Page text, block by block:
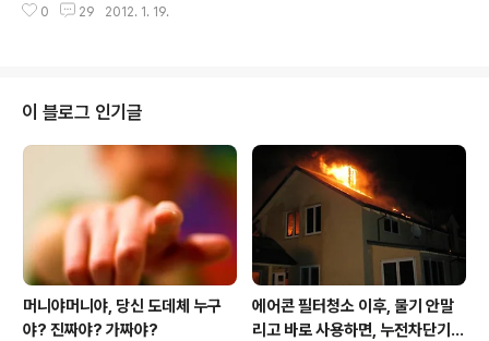
라고도 발음함) JJok 수 (쪽수라고도 발음함.. 무식한 인해
ㅋㅋ 무하튼 쩝... 신년인사는 신년인사였고...ㅋ 설인사는
고~ 원하시는 바 모두 성취하시옵길.. 진심 바라옵니당^^
아무래도..낼 인사드리다보면.. 모두들..고향으로 런런~하
실듯 하야... 하루 먼저 드리오니..이해 부탁드려요..ㅋ 글
구..ㅋㅋ 막히는 고속도로.. 이열치열(?)이라고...ㅋㅋ 에~
또~ 내년한해도...하이웨이처럼 뻥 뚤리시라고~ 딥퍼플..
하이..
0 29 2012. 1. 19.
이 블로그 인기글
머니야머니야, 당신 도데체 누구
야? 진짜야? 가짜야?
에어콘 필터청소 이후, 물기 안말
리고 바로 사용하면, 누전차단기